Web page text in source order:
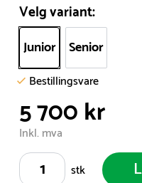
Velg variant:
Junior Senior
Bestillingsvare
5 700 kr
Inkl. mva
stk